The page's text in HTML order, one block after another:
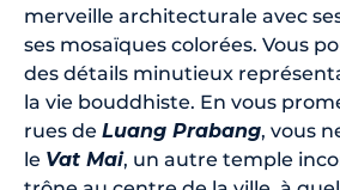
merveille architecturale avec
ses mosaïques colorées. Vous
des détails minutieux
la vie bouddhiste. En vous
rues de Luang Prabang, vous
le Vat Mai, un autre temple